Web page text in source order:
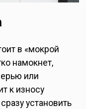
в «мокрой
намокнет,
или
к износу
установить